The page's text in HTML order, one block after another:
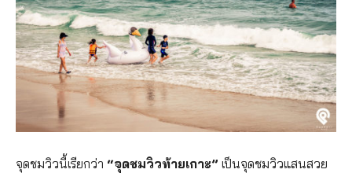
จุดชมวิวนี้เรียกว่า “จุดชมวิวท้ายเกาะ” เป็นจุดชมวิวแสนสวย